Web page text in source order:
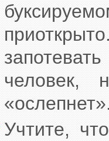
человек,
Учтите,